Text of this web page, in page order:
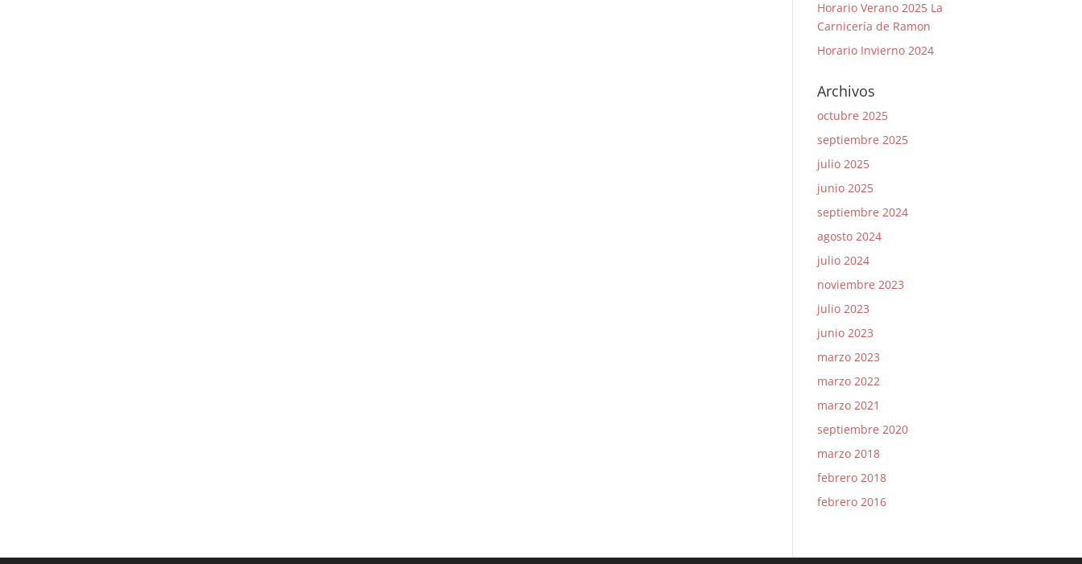
Horario Verano 2025 La
Carnicería de Ramon
Horario Invierno 2024
Archivos
octubre 2025
septiembre 2025
julio 2025
junio 2025
septiembre 2024
agosto 2024
julio 2024
noviembre 2023
julio 2023
junio 2023
marzo 2023
marzo 2022
marzo 2021
septiembre 2020
marzo 2018
febrero 2018
febrero 2016